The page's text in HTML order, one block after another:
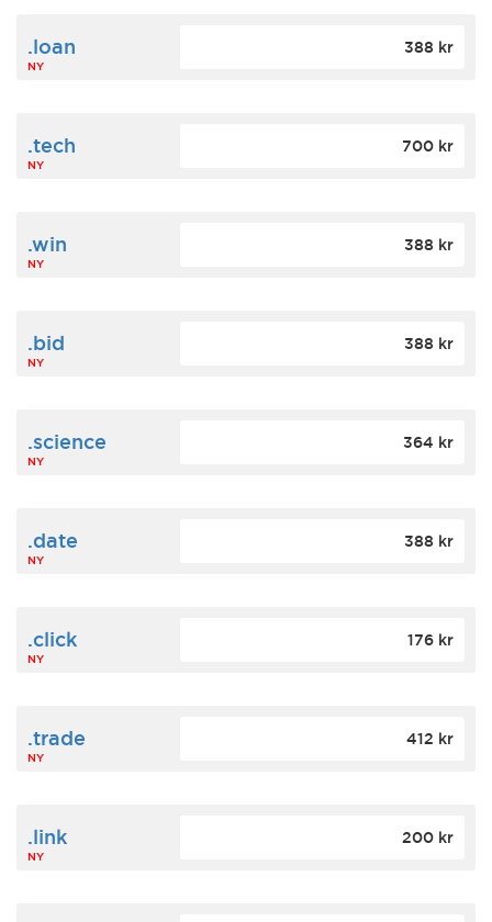
.loan
NY
388 kr
.tech
NY
700 kr
.win
NY
388 kr
.bid
NY
388 kr
.science
NY
364 kr
.date
NY
388 kr
.click
NY
176 kr
.trade
NY
412 kr
.link
NY
200 kr